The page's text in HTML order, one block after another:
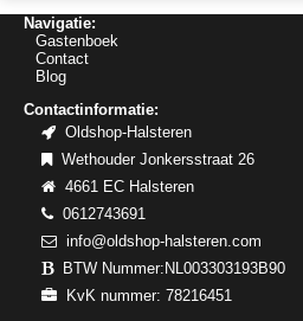
Navigatie:
Gastenboek
Contact
Blog
Contactinformatie:
Oldshop-Halsteren
Wethouder Jonkersstraat 26
4661 EC Halsteren
0612743691
info@oldshop-halsteren.com
BTW Nummer:NL003303193B90
KvK nummer: 78216451